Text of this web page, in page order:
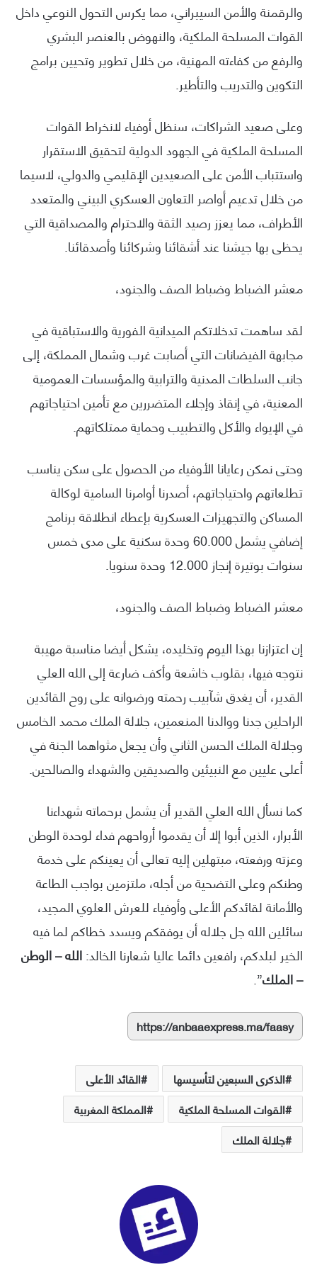
والرقمنة والأمن السيبراني، مما يكرس التحول النوعي داخل
القوات المسلحة الملكية، والنهوض بالعنصر البشري
والرفع من كفاءته المهنية، من خلال تطوير وتحيين برامج
التكوين والتدريب والتأطير.
وعلى صعيد الشراكات، سنظل أوفياء لانخراط القوات
المسلحة الملكية في الجهود الدولية لتحقيق الاستقرار
واستتباب الأمن على الصعيدين الإقليمي والدولي، لاسيما
من خلال تدعيم أواصر التعاون العسكري البيني والمتعدد
الأطراف، مما يعزز رصيد الثقة والاحترام والمصداقية التي
يحظى بها جيشنا عند أشقائنا وشركائنا وأصدقائنا.
معشر الضباط وضباط الصف والجنود،
لقد ساهمت تدخلاتكم الميدانية الفورية والاستباقية في
مجابهة الفيضانات التي أصابت غرب وشمال المملكة، إلى
جانب السلطات المدنية والترابية والمؤسسات العمومية
المعنية، في إنقاذ وإجلاء المتضررين مع تأمين احتياجاتهم
في الإيواء والأكل والتطبيب وحماية ممتلكاتهم.
وحتى نمكن رعايانا الأوفياء من الحصول على سكن يناسب
تطلعاتهم واحتياجاتهم، أصدرنا أوامرنا السامية لوكالة
المساكن والتجهيزات العسكرية بإعطاء انطلاقة برنامج
إضافي يشمل 60.000 وحدة سكنية على مدى خمس
سنوات بوتيرة إنجاز 12.000 وحدة سنويا.
معشر الضباط وضباط الصف والجنود،
إن اعتزازنا بهذا اليوم وتخليده، يشكل أيضا مناسبة مهيبة
نتوجه فيها، بقلوب خاشعة وأكف ضارعة إلى الله العلي
القدير، أن يغدق شآبيب رحمته ورضوانه على روح القائدين
الراحلين جدنا ووالدنا المنعمين، جلالة الملك محمد الخامس
وجلالة الملك الحسن الثاني وأن يجعل مثواهما الجنة في
أعلى عليين مع النبيئين والصديقين والشهداء والصالحين.
كما نسأل الله العلي القدير أن يشمل برحماته شهداءنا
الأبرار، الذين أبوا إلا أن يقدموا أرواحهم فداء لوحدة الوطن
وعزته ورفعته، مبتهلين إليه تعالى أن يعينكم على خدمة
وطنكم وعلى التضحية من أجله، ملتزمين بواجب الطاعة
والأمانة لقائدكم الأعلى وأوفياء للعرش العلوي المجيد،
سائلين الله جل جلاله أن يوفقكم ويسدد خطاكم لما فيه
الخير لبلدكم، رافعين دائما عاليا شعارنا الخالد:الله – الوطن
– الملك”.
https://anbaaexpress.ma/faasy
الذكرى السبعين لتأسيسها
القائد الأعلى
القوات المسلحة الملكية
المملكة المغربية
جلالة الملك